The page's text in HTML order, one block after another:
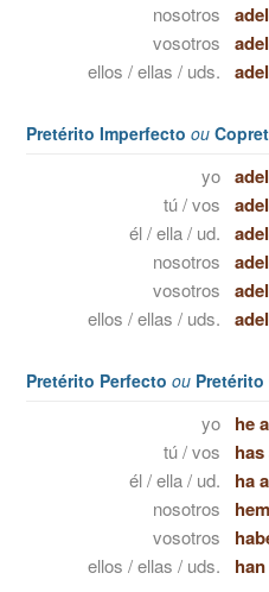
nosotros
vosotros
ellos / ellas / uds.
Pretérito Imperfecto ou
yo
tú / vos
él / ella / ud.
nosotros
vosotros
ellos / ellas / uds.
Pretérito Perfecto ou
yo he
tú / vos
él / ella / ud. ha
nosotros
vosotros
ellos / ellas / uds.